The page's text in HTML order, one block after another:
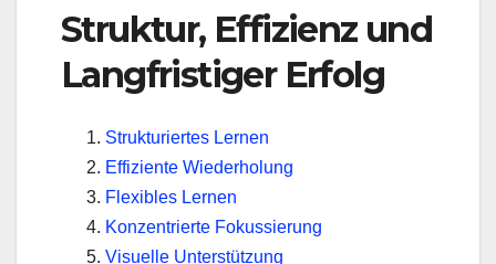
Struktur, Effizienz und
Langfristiger Erfolg
Strukturiertes Lernen
Effiziente Wiederholung
Flexibles Lernen
Konzentrierte Fokussierung
Visuelle Unterstützung